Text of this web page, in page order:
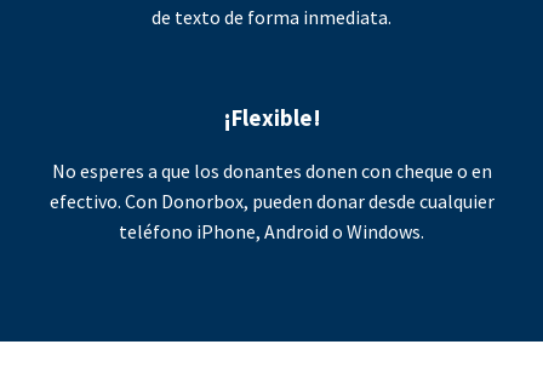
de texto de forma inmediata.
¡Flexible!
No esperes a que los donantes donen con cheque o en
efectivo. Con Donorbox, pueden donar desde cualquier
teléfono iPhone, Android o Windows.